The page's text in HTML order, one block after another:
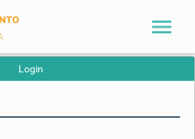
menu
Login